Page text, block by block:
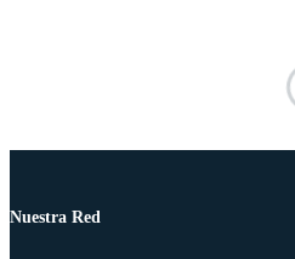
Nuestra Red